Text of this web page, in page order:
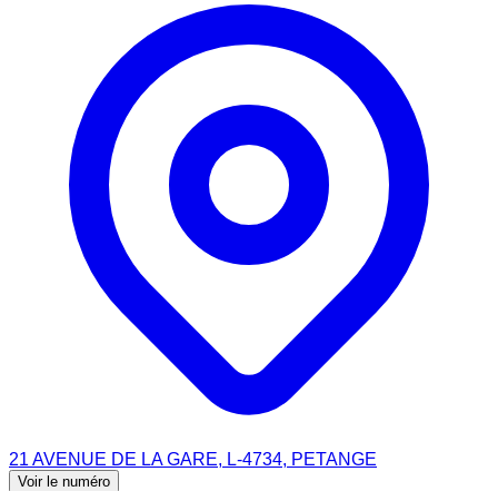
21 AVENUE DE LA GARE, L-4734, PETANGE
Voir le numéro